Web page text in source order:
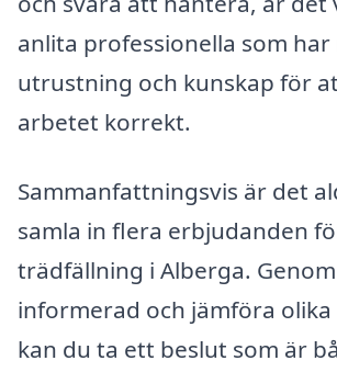
anlita professionella som
utrustning och kunskap för
arbetet korrekt.
Sammanfattningsvis är det
samla in flera erbjudanden
trädfällning i Alberga.
informerad och jämföra
kan du ta ett beslut som är